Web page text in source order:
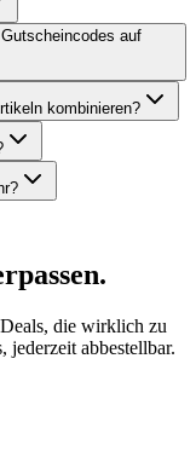
auf
kombinieren?
die wirklich zu
jederzeit abbestellbar.